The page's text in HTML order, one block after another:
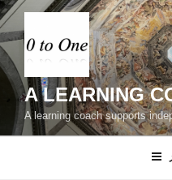
コ
ン
テ
ン
ツ
A LEARNING
A learning coach supports